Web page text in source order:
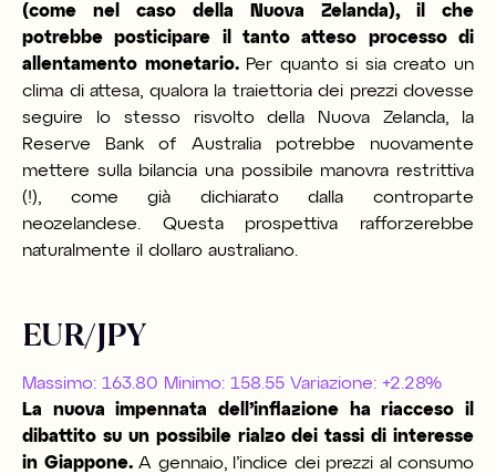
(come nel caso della Nuova Zelanda), il che
potrebbe posticipare il tanto atteso processo di
allentamento monetario.Per quanto si sia creato un
clima di attesa, qualora la traiettoria dei prezzi dovesse
seguire lo stesso risvolto della Nuova Zelanda, la
Reserve Bank of Australia potrebbe nuovamente
mettere sulla bilancia una possibile manovra restrittiva
(!), come già dichiarato dalla controparte
neozelandese. Questa prospettiva rafforzerebbe
naturalmente il dollaro australiano.
EUR/JPY
Massimo: 163.80 Minimo: 158.55 Variazione: +2.28%
La nuova impennata dell’inflazione ha riacceso il
dibattito su un possibile rialzo dei tassi di interesse
in Giappone.A gennaio, l’indice dei prezzi al consumo